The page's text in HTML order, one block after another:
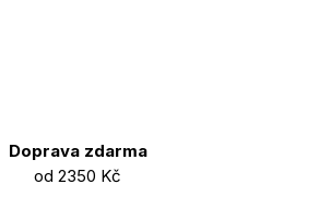
Doprava zdarma
od 2350 Kč